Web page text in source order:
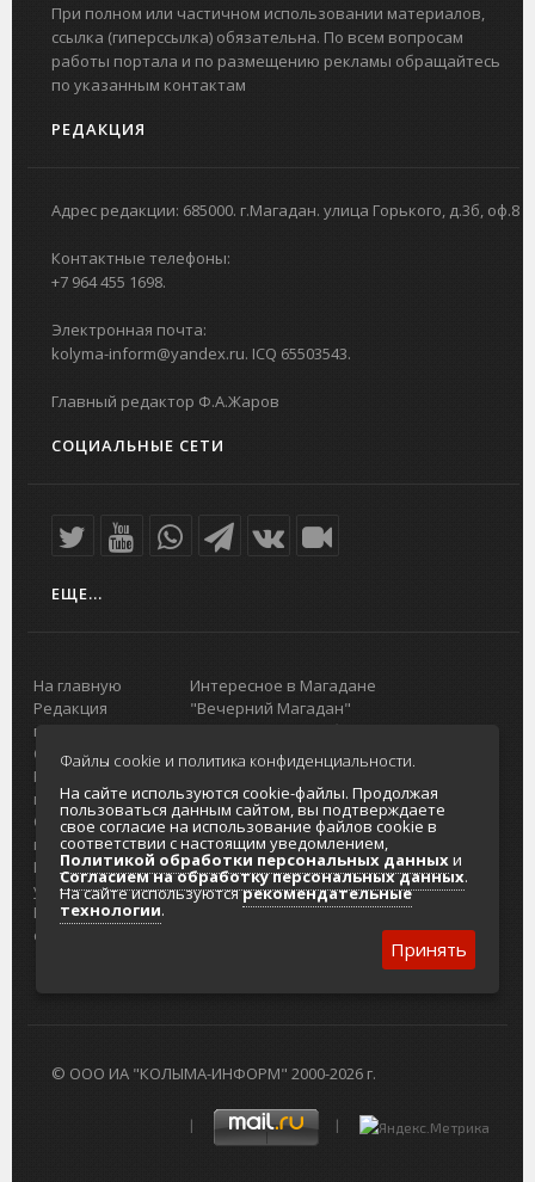
При полном или частичном использовании материалов,
ссылка (гиперссылка) обязательна. По всем вопросам
работы портала и по размещению рекламы обращайтесь
по указанным контактам
РЕДАКЦИЯ
Адрес редакции: 685000. г.Магадан. улица Горького, д.3б, оф.8
Контактные телефоны:
+7 964 455 1698.
Электронная почта:
kolyma-inform@yandex.ru. ICQ 65503543.
Главный редактор Ф.А.Жаров
СОЦИАЛЬНЫЕ СЕТИ
ЕЩЕ...
На главную
Редакция
портала
О проекте
Реклама на
портале
Отзывы и
предложения
Интернет-
услуги
Разработка
сайтов
Интересное в Магадане
"Вечерний Магадан"
Городская доска объявлений
Главный туристический портал
Колымы
Политика в отношении обработки
персональных данных
Согласие на обработку персональных
данных
© ООО ИА "КОЛЫМА-ИНФОРМ" 2000-2026 г.
Файлы cookie и политика конфиденциальности.
На сайте используются cookie-файлы. Продолжая
пользоваться данным сайтом, вы подтверждаете
свое согласие на использование файлов cookie в
соответствии с настоящим уведомлением,
Политикой обработки персональных данныхи
Согласием на обработку персональных данных.
На сайте используютсярекомендательные
технологии.
Принять